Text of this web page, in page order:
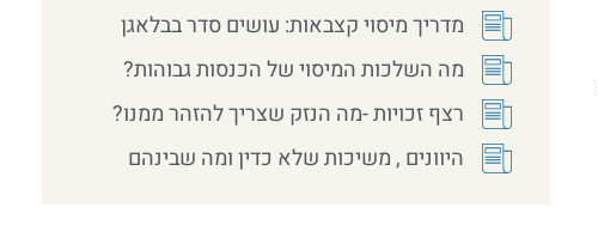
מדריך מיסוי קצבאות: עושים סדר בבלאגן
מה השלכות המיסוי של הכנסות גבוהות?
רצף זכויות -מה הנזק שצריך להזהר ממנו?
היוונים , משיכות שלא כדין ומה שבינהם